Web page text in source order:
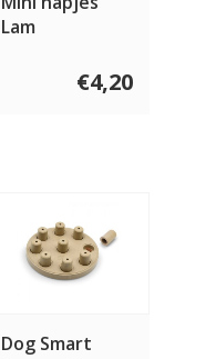
Lam
€4,20
Dog Smart